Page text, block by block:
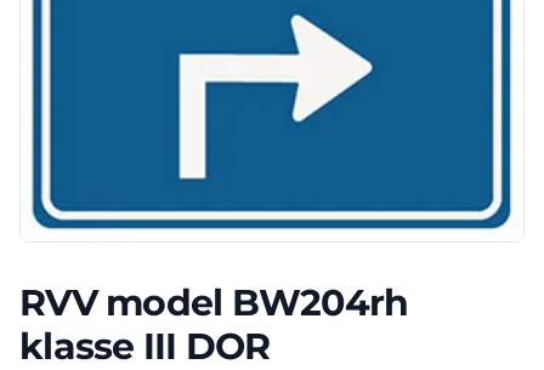
RVV model BW204rh
klasse III DOR